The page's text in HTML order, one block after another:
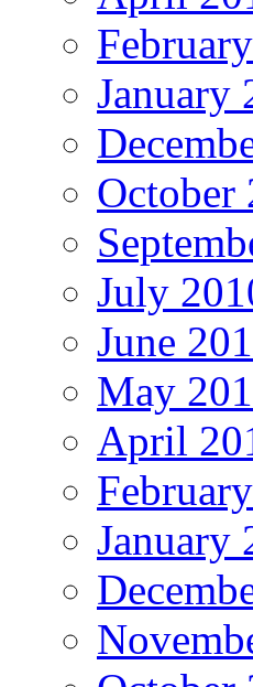
January
October
July
June
May
April
January